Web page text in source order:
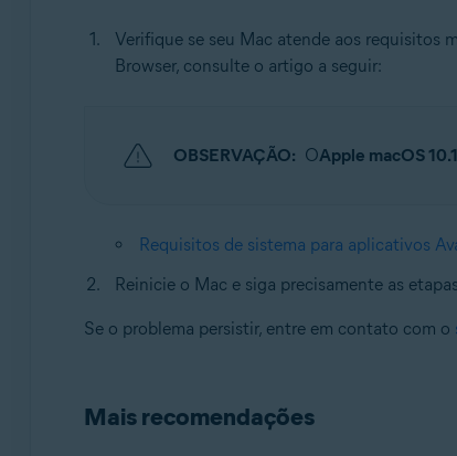
Verifique se seu Mac atende aos requisitos
Browser, consulte o artigo a seguir:
OBSERVAÇÃO: OApple macOS
Requisitos de sistema para aplicativos
Reinicie o Mac e siga precisamente as
Se o problema persistir, entre em contato com o
Mais recomendações